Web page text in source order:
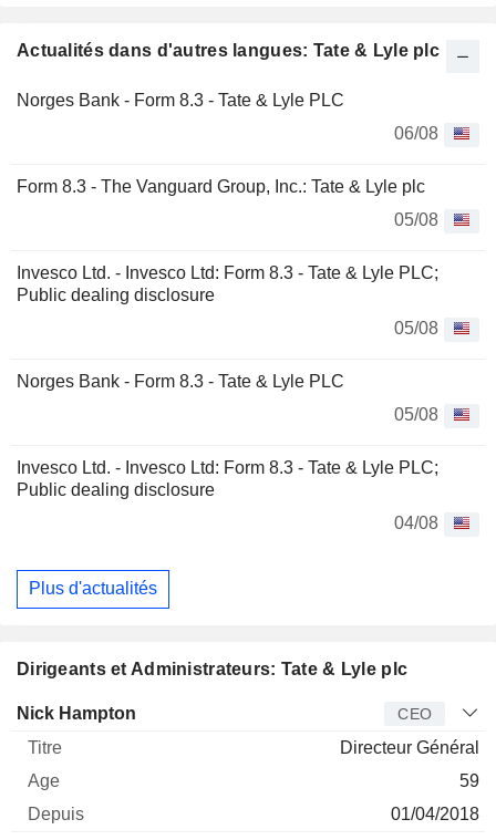
Actualités dans d'autres langues: Tate & Lyle plc
Norges Bank - Form 8.3 - Tate & Lyle PLC
06/08
Form 8.3 - The Vanguard Group, Inc.: Tate & Lyle plc
05/08
Invesco Ltd. - Invesco Ltd: Form 8.3 - Tate & Lyle PLC;
Public dealing disclosure
05/08
Norges Bank - Form 8.3 - Tate & Lyle PLC
05/08
Invesco Ltd. - Invesco Ltd: Form 8.3 - Tate & Lyle PLC;
Public dealing disclosure
04/08
Plus d'actualités
Dirigeants et Administrateurs: Tate & Lyle plc
Dirigeant Titre
Nick Hampton CEO
Directeur Général
59
01/04/2018